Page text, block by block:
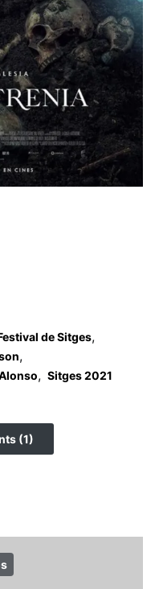
de Sitges,
,
, Sitges 2021
(1)